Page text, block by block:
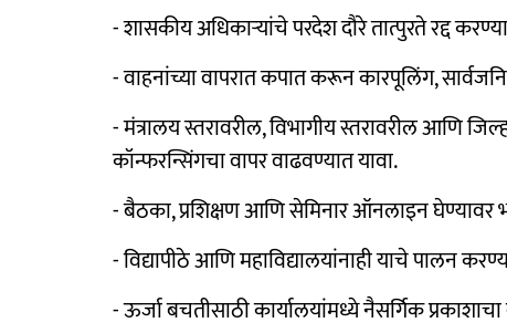
- शासकीय अधिकाऱ्यांचे परदेश दौरे तात्पुरते रद्द
- वाहनांच्या वापरात कपात करून कारपूलिंग,
- मंत्रालय स्तरावरील, विभागीय स्तरावरील आणि
कॉन्फरन्सिंगचा वापर वाढवण्यात यावा.
- बैठका, प्रशिक्षण आणि सेमिनार ऑनलाइन घेण्यावर
- विद्यापीठे आणि महाविद्यालयांनाही याचे पालन
- ऊर्जा बचतीसाठी कार्यालयांमध्ये नैसर्गिक